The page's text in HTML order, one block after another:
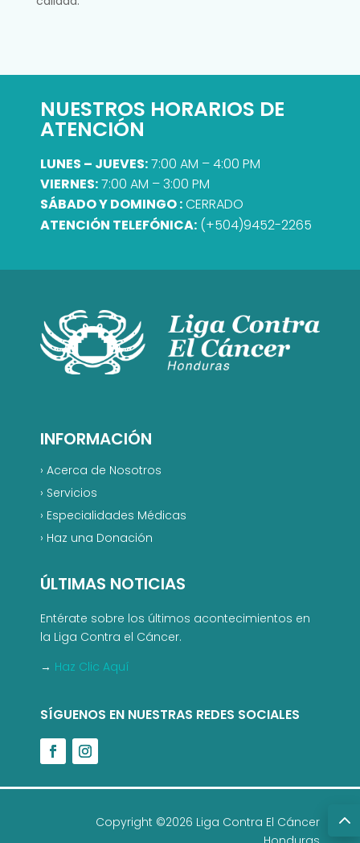
NUESTROS HORARIOS DE
ATENCIÓN
LUNES – JUEVES:7:00 AM – 4:00 PM
VIERNES:7:00 AM – 3:00 PM
SÁBADO Y DOMINGO :CERRADO
ATENCIÓN TELEFÓNICA: (+504)9452-2265
INFORMACIÓN
› Acerca de Nosotros
› Servicios
› Especialidades Médicas
› Haz una Donación
ÚLTIMAS NOTICIAS
Entérate sobre los últimos acontecimientos en
la Liga Contra el Cáncer.
→ Haz Clic Aquí
SÍGUENOS EN NUESTRAS REDES SOCIALES
Copyright ©2026 Liga Contra El Cáncer